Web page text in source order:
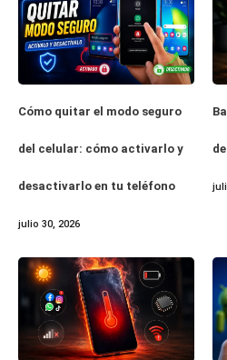
Cómo quitar el modo seguro
del celular: cómo activarlo y
desactivarlo en tu teléfono
julio 30, 2026